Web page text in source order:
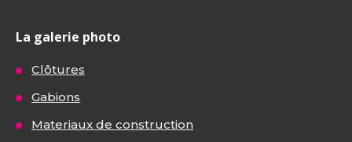
La galerie photo
Clôtures
Gabions
Materiaux de construction